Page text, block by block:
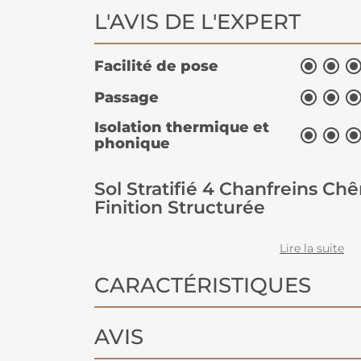
L'AVIS DE L'EXPERT
Facilité de pose   
Passage   
Isolation thermique et
phonique
  
Sol Stratifié 4 Chanfreins
Finition Structurée
fidèlement l'aspect d'un véritable
chanfreinsaccentuent le relief de
élégance et authenticité à votre
Lire la suite
CARACTÉRISTIQUES
AVIS